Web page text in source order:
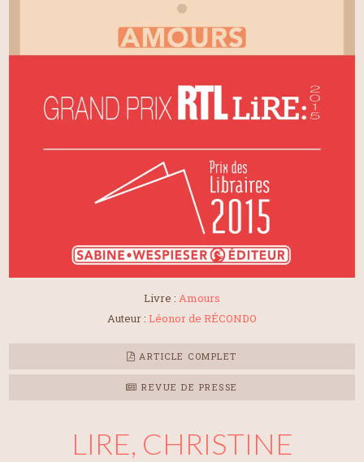
Livre : Amours
Auteur : Léonor de RÉCONDO
ARTICLE COMPLET
REVUE DE PRESSE
LIRE, CHRISTINE